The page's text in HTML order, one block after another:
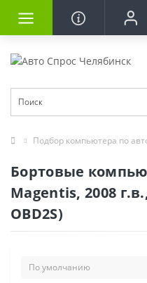
Подбор компьютера по
Бортовые
Magentis, 2008
OBD2S)